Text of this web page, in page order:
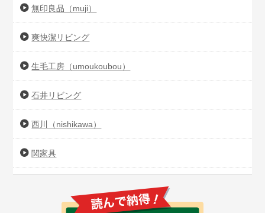
無印良品（muji）
爽快潔リビング
生毛工房（umoukoubou）
石井リビング
西川（nishikawa）
関家具